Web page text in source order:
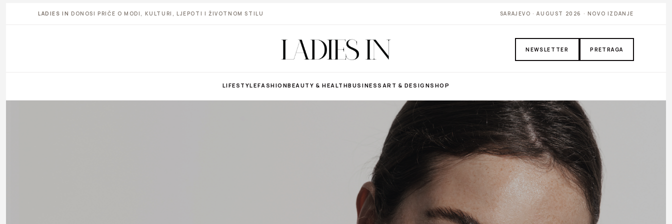
LADIES IN DONOSI PRIČE O MODI, KULTURI, LJEPOTI I ŽIVOTNOM STILU SARAJEVO · AUGUST 2026 · NOVO IZDANJE
NEWSLETTER PRETRAGA
LIFESTYLEFASHIONBEAUTY & HEALTHBUSINESS ART & DESIGNSHOP